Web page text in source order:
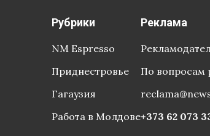
Рубрики
NM Espresso
Приднестровье
Гагаузия
Работа в Молдове
Реклама
По вопросам
+373 62 073